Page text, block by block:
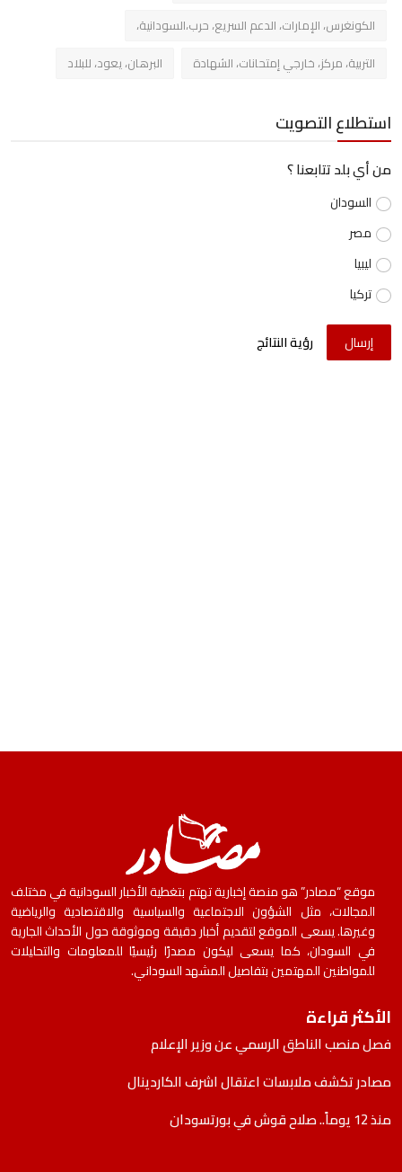
الكونغرس، الإمارات، الدعم السريع، حرب،السودانية،
التربية، مركز، خارجي إمتحانات، الشهادة
البرهان، يعود، للبلاد
استطلاع التصويت
من أي بلد تتابعنا ؟
السودان
مصر
ليبيا
تركيا
إرسال رؤية النتائج
موقع “مصادر” هو منصة إخبارية تهتم بتغطية الأخبار السودانية في مختلف
المجالات، مثل الشؤون الاجتماعية والسياسية والاقتصادية والرياضية
وغيرها. يسعى الموقع لتقديم أخبار دقيقة وموثوقة حول الأحداث الجارية
في السودان، كما يسعى ليكون مصدرًا رئيسيًا للمعلومات والتحليلات
للمواطنين المهتمين بتفاصيل المشهد السوداني.
الأكثر قراءة
فصل منصب الناطق الرسمي عن وزير الإعلام
مصادر تكشف ملابسات اعتقال اشرف الكاردينال
منذ 12 يوماً.. صلاح قوش في بورتسودان